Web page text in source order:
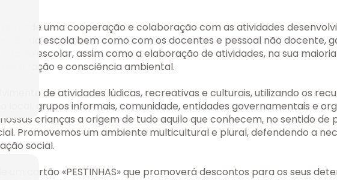
uma cooperação e colaboração com as atividades
da escola bem como com os docentes e pessoal não docente,
escolar, assim como a elaboração de atividades, na sua
e consciência ambiental.
de atividades lúdicas, recreativas e culturais, utilizando os
local, grupos informais, comunidade, entidades governamentais e
crianças a origem de tudo aquilo que conhecem, no sentido de
Promovemos um ambiente multicultural e plural, defendendo a
social.
um cartão «PESTINHAS» que promoverá descontos para os seus